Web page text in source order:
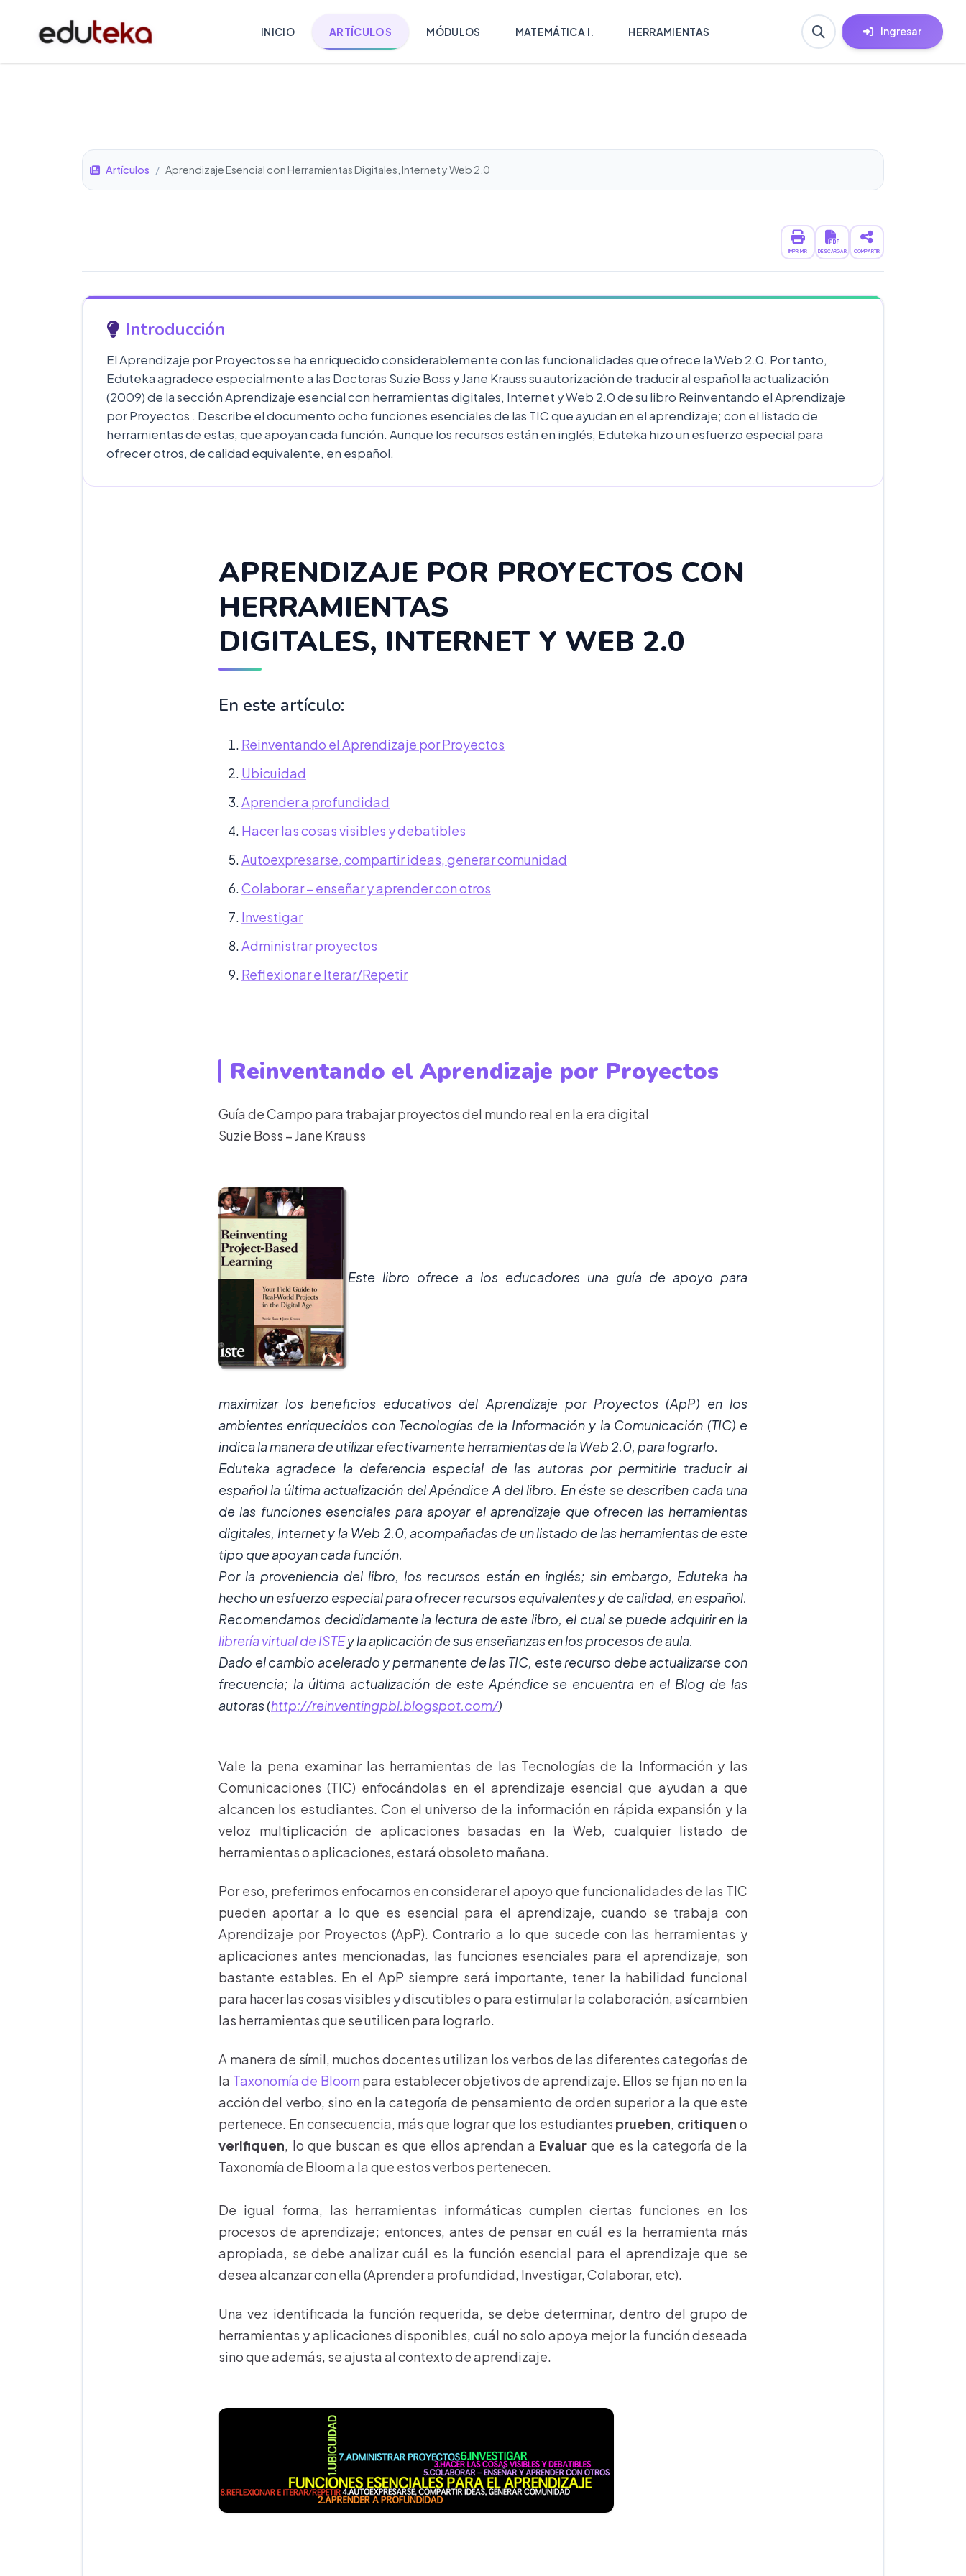
INICIO ARTÍCULOS MÓDULOS MATEMÁTICA I. HERRAMIENTAS Ingresar
Artículos / Aprendizaje Esencial con Herramientas Digitales, Internet y Web 2.0
IMPRIMIR DESCARGAR COMPARTIR
Introducción
El Aprendizaje por Proyectos se ha enriquecido considerablemente con las funcionalidades que ofrece la Web 2.0. Por tanto,
Eduteka agradece especialmente a las Doctoras Suzie Boss y Jane Krauss su autorización de traducir al español la actualización
(2009) de la sección Aprendizaje esencial con herramientas digitales, Internet y Web 2.0 de su libro Reinventando el Aprendizaje
por Proyectos . Describe el documento ocho funciones esenciales de las TIC que ayudan en el aprendizaje; con el listado de
herramientas de estas, que apoyan cada función. Aunque los recursos están en inglés, Eduteka hizo un esfuerzo especial para
ofrecer otros, de calidad equivalente, en español.
APRENDIZAJE POR PROYECTOS CON
HERRAMIENTAS
DIGITALES, INTERNET Y WEB 2.0
En este artículo:
Reinventando el Aprendizaje por Proyectos
Ubicuidad
Aprender a profundidad
Hacer las cosas visibles y debatibles
Autoexpresarse, compartir ideas, generar comunidad
Colaborar – enseñar y aprender con otros
Investigar
Administrar proyectos
Reflexionar e Iterar/Repetir
Reinventando el Aprendizaje por Proyectos
Guía de Campo para trabajar proyectos del mundo real en la era digital
Suzie Boss – Jane Krauss
Este libro ofrece a los educadores una guía de apoyo para
maximizar los beneficios educativos del Aprendizaje por Proyectos (ApP) en los
ambientes enriquecidos con Tecnologías de la Información y la Comunicación (TIC) e
indica la manera de utilizar efectivamente herramientas de la Web 2.0, para lograrlo.
Eduteka agradece la deferencia especial de las autoras por permitirle traducir al
español la última actualización del Apéndice A del libro. En éste se describen cada una
de las funciones esenciales para apoyar el aprendizaje que ofrecen las herramientas
digitales, Internet y la Web 2.0, acompañadas de un listado de las herramientas de este
tipo que apoyan cada función.
Por la proveniencia del libro, los recursos están en inglés; sin embargo, Eduteka ha
hecho un esfuerzo especial para ofrecer recursos equivalentes y de calidad, en español.
Recomendamos decididamente la lectura de este libro, el cual se puede adquirir en la
librería virtual de ISTEy la aplicación de sus enseñanzas en los procesos de aula.
Dado el cambio acelerado y permanente de las TIC, este recurso debe actualizarse con
frecuencia; la última actualización de este Apéndice se encuentra en el Blog de las
autoras (http://reinventingpbl.blogspot.com/)
Vale la pena examinar las herramientas de las Tecnologías de la Información y las
Comunicaciones (TIC) enfocándolas en el aprendizaje esencial que ayudan a que
alcancen los estudiantes. Con el universo de la información en rápida expansión y la
veloz multiplicación de aplicaciones basadas en la Web, cualquier listado de
herramientas o aplicaciones, estará obsoleto mañana.
Por eso, preferimos enfocarnos en considerar el apoyo que funcionalidades de las TIC
pueden aportar a lo que es esencial para el aprendizaje, cuando se trabaja con
Aprendizaje por Proyectos (ApP). Contrario a lo que sucede con las herramientas y
aplicaciones antes mencionadas, las funciones esenciales para el aprendizaje, son
bastante estables. En el ApP siempre será importante, tener la habilidad funcional
para hacer las cosas visibles y discutibles o para estimular la colaboración, así cambien
las herramientas que se utilicen para lograrlo.
A manera de símil, muchos docentes utilizan los verbos de las diferentes categorías de
la Taxonomía de Bloom para establecer objetivos de aprendizaje. Ellos se fijan no en la
acción del verbo, sino en la categoría de pensamiento de orden superior a la que este
pertenece. En consecuencia, más que lograr que los estudiantes prueben, critiquen o
verifiquen, lo que buscan es que ellos aprendan a Evaluar que es la categoría de la
Taxonomía de Bloom a la que estos verbos pertenecen.
De igual forma, las herramientas informáticas cumplen ciertas funciones en los
procesos de aprendizaje; entonces, antes de pensar en cuál es la herramienta más
apropiada, se debe analizar cuál es la función esencial para el aprendizaje que se
desea alcanzar con ella (Aprender a profundidad, Investigar, Colaborar, etc).
Una vez identificada la función requerida, se debe determinar, dentro del grupo de
herramientas y aplicaciones disponibles, cuál no solo apoya mejor la función deseada
sino que además, se ajusta al contexto de aprendizaje.